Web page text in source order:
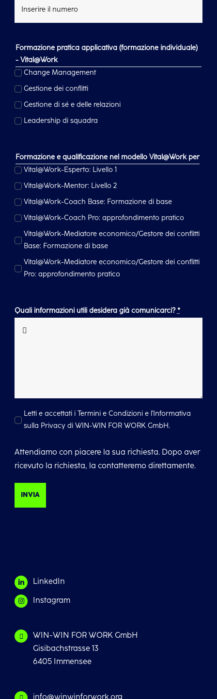
Formazione pratica applicativa (formazione individuale)
- Vital@Work
Change Management
Gestione dei conflitti
Gestione di sé e delle relazioni
Leadership di squadra
Formazione e qualificazione nel modello Vital@Work per
Vital@Work-Esperto: Livello 1
Vital@Work-Mentor: Livello 2
Vital@Work-Coach Base: Formazione di base
Vital@Work-Coach Pro: approfondimento pratico
Vital@Work-Mediatore economico/Gestore dei conflitti
Base: Formazione di base
Vital@Work-Mediatore economico/Gestore dei conflitti
Pro: approfondimento pratico
Quali informazioni utili desidera già comunicarci?*
Letti e accettati i Termini e Condizioni e l'Informativa
sulla Privacy di WIN-WIN FOR WORK GmbH.
Attendiamo con piacere la sua richiesta. Dopo aver
ricevuto la richiesta, la contatteremo direttamente.
INVIA
LinkedIn
Instagram
WIN-WIN FOR WORK GmbH
Gisibachstrasse 13
6405 Immensee